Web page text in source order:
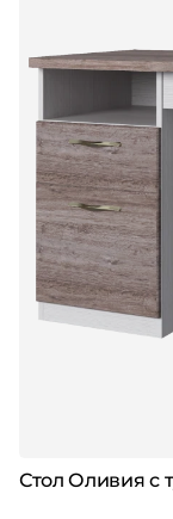
Стол Оливия с